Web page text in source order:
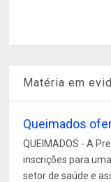
Matéria em
Queimados
QUEIMADOS - A
inscrições para
setor de saúde e